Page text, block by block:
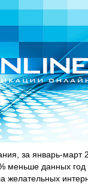
за январь-
меньше данных
желательных